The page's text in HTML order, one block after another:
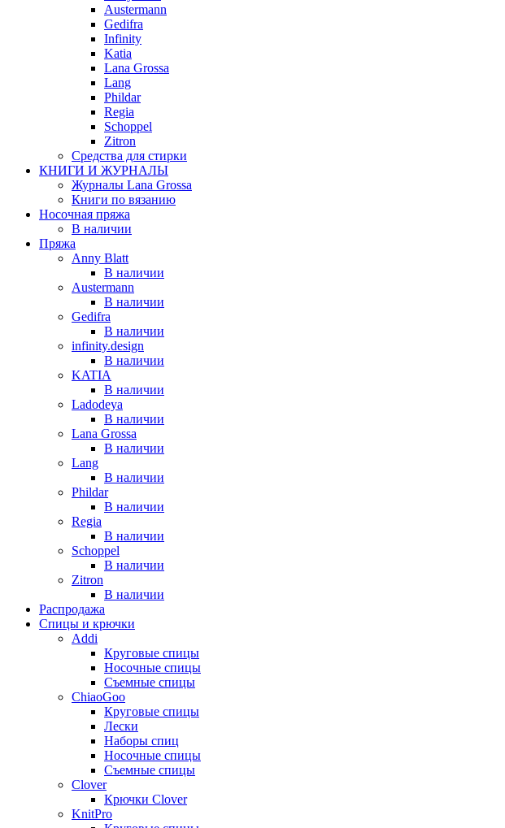
Austermann
Gedifra
Infinity
Katia
Lana Grossa
Lang
Phildar
Regia
Schoppel
Zitron
Средства для стирки
КНИГИ И ЖУРНАЛЫ
Журналы Lana Grossa
Книги по вязанию
Носочная пряжа
В наличии
Пряжа
Anny Blatt
В наличии
Austermann
В наличии
Gedifra
В наличии
infinity.design
В наличии
KATIA
В наличии
Ladodeya
В наличии
Lana Grossa
В наличии
Lang
В наличии
Phildar
В наличии
Regia
В наличии
Schoppel
В наличии
Zitron
В наличии
Распродажа
Спицы и крючки
Addi
Круговые спицы
Носочные спицы
Съемные спицы
ChiaoGoo
Круговые спицы
Лески
Наборы спиц
Носочные спицы
Съемные спицы
Clover
Крючки Clover
KnitPro